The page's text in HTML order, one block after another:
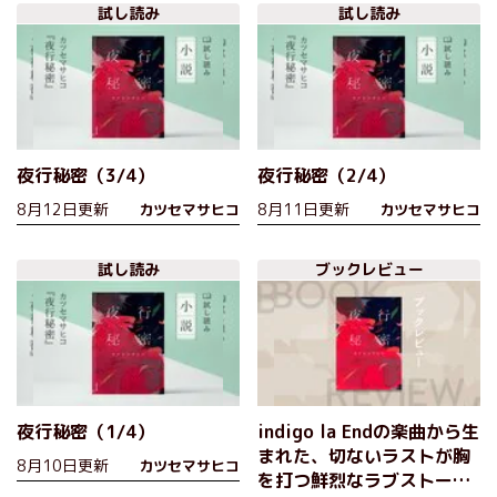
試し読み
夜行秘密（3/4）
8月12日更新 カツセマサヒコ
試し読み
夜行秘密（2/4）
8月11日更新 カツセマサヒコ
試し読み
夜行秘密（1/4）
8月10日更新 カツセマサヒコ
ブックレビュー
indigo la Endの楽曲から生
まれた、切ないラストが胸
を打つ鮮烈なラブストーリ